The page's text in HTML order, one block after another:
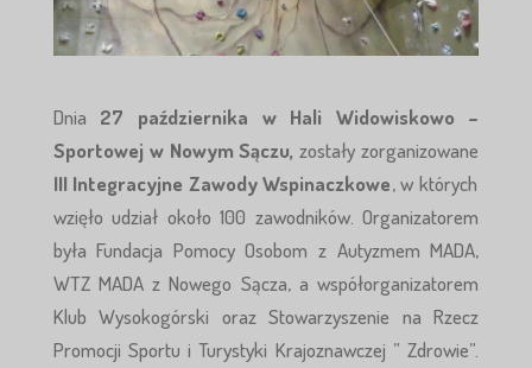
Dnia 27 października w Hali Widowiskowo –
Sportowej w Nowym Sączu,zostały zorganizowane
III Integracyjne Zawody Wspinaczkowe, w których
wzięło udział około 100 zawodników. Organizatorem
była Fundacja Pomocy Osobom z Autyzmem MADA,
WTZ MADA z Nowego Sącza, a współorganizatorem
Klub Wysokogórski oraz Stowarzyszenie na Rzecz
Promocji Sportu i Turystyki Krajoznawczej ” Zdrowie”.